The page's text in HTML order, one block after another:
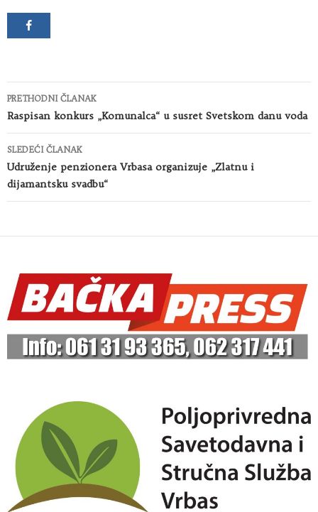
Kretanje
članaka
PRETHODNI ČLANAK
Raspisan konkurs „Komunalca“ u susret Svetskom danu voda
SLEDEĆI ČLANAK
Udruženje penzionera Vrbasa organizuje „Zlatnu i
dijamantsku svadbu“